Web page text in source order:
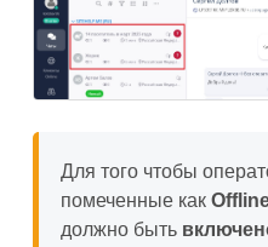
Для того чтобы
помеченные как
должно быть